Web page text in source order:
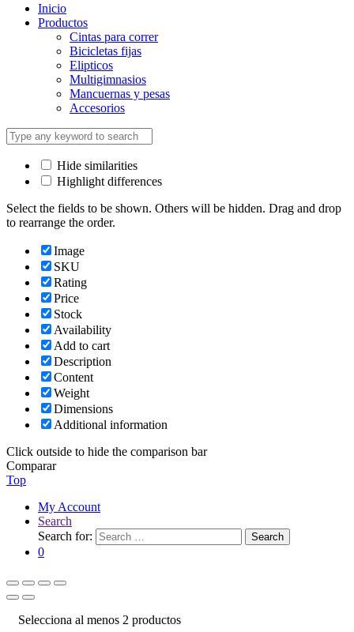
Inicio
Productos
Cintas para correr
Bicicletas fijas
Elipticos
Multigimnasios
Mancuernas y pesas
Accesorios
Hide similarities
Highlight differences
Select the fields to be shown. Others will be hidden. Drag and drop
to rearrange the order.
Image
SKU
Rating
Price
Stock
Availability
Add to cart
Description
Content
Weight
Dimensions
Additional information
Click outside to hide the comparison bar
Comparar
Top
My Account
Search
Search for:
Search
0
Selecciona al menos 2 productos